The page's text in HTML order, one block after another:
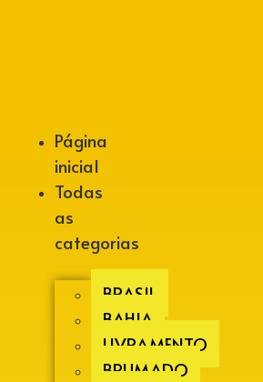
Página
inicial
Todas
as
categorias
BRASIL
BAHIA
LIVRAMENTO
BRUMADO